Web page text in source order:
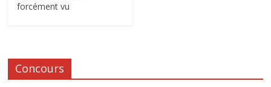
forcément vu
Concours